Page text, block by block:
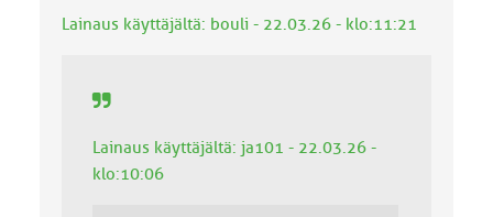
a
Lainaus käyttäjältä: bouli - 22.03.26 - klo:11:21
Lainaus käyttäjältä: ja101 - 22.03.26 -
klo:10:06